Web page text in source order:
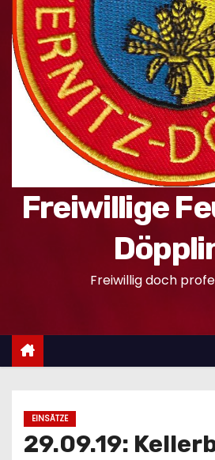
Freiwillige
Freiwillig doch
EINSÄTZE
29.09.19: